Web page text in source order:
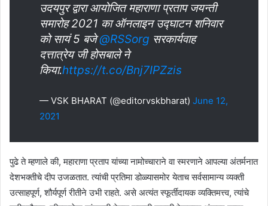
उदयपुर द्वारा आयोजित महाराणा प्रताप जयन्ती
समारोह 2021 का ऑनलाइन उद्घाटन शनिवार
को सायं 5 बजे@RSSorg सरकार्यवाह
दत्तात्रेय जी होसबाले ने
किया.https://t.co/Bnj7IPZzis
— VSK BHARAT (@editorvskbharat) June 12,
2021
पुढे ते म्हणाले की, महाराणा प्रताप यांच्या नामोच्चाराने वा स्मरणाने आपल्या अंतर्मनात
देशभक्तीचे दीप उजळतात. त्यांची प्रतिमा डोळ्यासमोर येताच सर्वसामान्य व्यक्ती
उत्साहपूर्ण, शौर्यपूर्ण रीतीने उभी राहते. असे अत्यंत स्फूर्तीदायक व्यक्तिमत्त्व, त्यांचे